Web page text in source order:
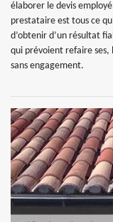
élaborer le devis
prestataire est tous ce
d’obtenir d’un résultat
qui prévoient refaire
sans engagement.